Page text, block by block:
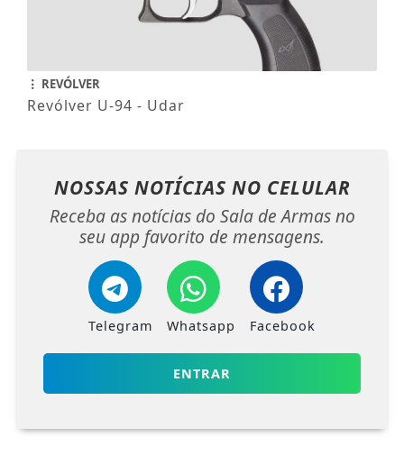
REVÓLVER
Revólver U-94 - Udar
NOSSAS NOTÍCIAS NO CELULAR
Receba as notícias do Sala de Armas no
seu app favorito de mensagens.
Telegram Whatsapp Facebook
ENTRAR